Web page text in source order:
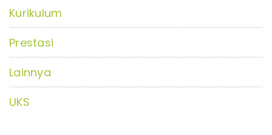
Kurikulum
Prestasi
Lainnya
UKS